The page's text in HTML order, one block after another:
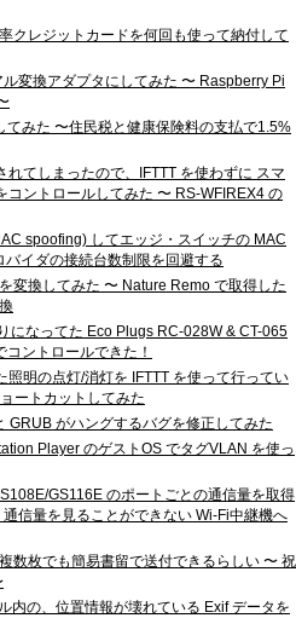
クレジットカードを何回も使って納付して
変換アダプタにしてみた 〜 Raspberry Pi
てみた 〜住民税と健康保険料の支払で1.5%
れてしまったので、IFTTT を使わずに スマ
コントロールしてみた 〜 RS-WFIREX4 の
spoofing) してエッジ・スイッチの MAC
イダの接続台数制限を回避する
変換してみた 〜 Nature Remo で取得した
になってた Eco Plugs RC-028W & CT-065
ントロールできた！
照明の点灯/消灯を IFTTT を使って行ってい
ートカットしてみた
GRUB がハングするバグを修正してみた
Player のゲストOS でタグVLAN を使っ
GS116E のポートごとの通信量を取得
信量を見ることができない Wi-Fi中継機へ
数枚でも簡易書留で送付できるらしい 〜 祝
内の、位置情報が壊れている Exif データを